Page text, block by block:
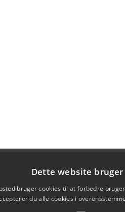
Dette website
bruger cookies til at forbedre
du alle cookies i